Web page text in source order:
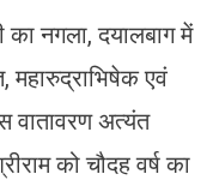
का नगला, दयालबाग में
महारुद्राभिषेक एवं
वातावरण अत्यंत
को चौदह वर्ष का